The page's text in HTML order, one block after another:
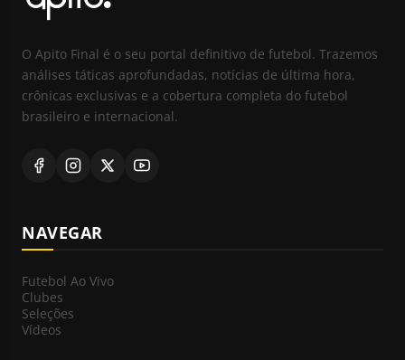
O Apito Final é o seu portal definitivo de futebol. Trazemos
análises táticas aprofundadas, notícias de última hora,
crônicas exclusivas e a cobertura completa do futebol
brasileiro e internacional.
NAVEGAR
Futebol Ao Vivo
Clubes
Seleções
Vídeos